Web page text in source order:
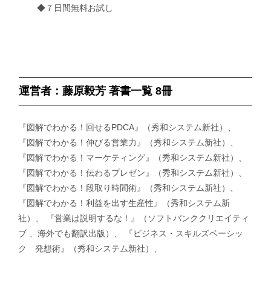
◆７日間無料お試し
運営者：藤原毅芳 著書一覧 8冊
『図解でわかる！回せるPDCA』（秀和システム新社）、
『図解でわかる！伸びる営業力』（秀和システム新社）、
『図解でわかる！マーケティング』（秀和システム新社）、
『図解でわかる！伝わるプレゼン』（秀和システム新社）、
『図解でわかる！段取り時間術』（秀和システム新社）、
『図解でわかる！利益を出す生産性』（秀和システム新
社）、 『営業は説明するな！』（ソフトバンククリエイティ
ブ 、海外でも翻訳出版）、 『ビジネス・スキルズベーシッ
ク 発想術』（秀和システム新社）、